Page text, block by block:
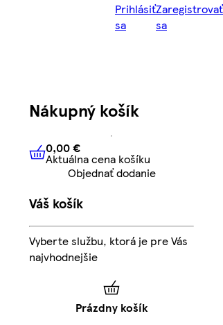
Prihlásiť
sa
Zaregistrovať
sa
Nákupný košík
0,00 € Aktuálna cena košíku
0,00 €
Aktuálna cena košíku
Objednať dodanie
Váš košík
Vyberte službu, ktorá je pre Vás
najvhodnejšie
Prázdny košík